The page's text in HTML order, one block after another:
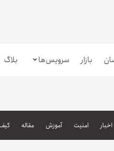
بازار سرویس‌ها
بازار تترلند
بلاگ
اخبار امنیت آموزش مقاله